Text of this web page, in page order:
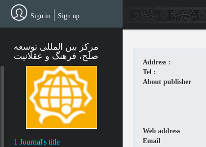
Sign in Sign up
مرکز بین المللی توسعه
صلح، فرهنگ و عقلانیت
1 Journal's title
Address :
Tel :
About publisher
Web address
Email